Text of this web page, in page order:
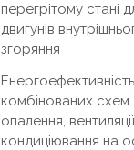
перегрітому стані
двигунів
згоряння
Енергоефективність
комбінованих схем
опалення,
кондиціювання на